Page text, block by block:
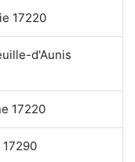
17220
d'Aunis
17220